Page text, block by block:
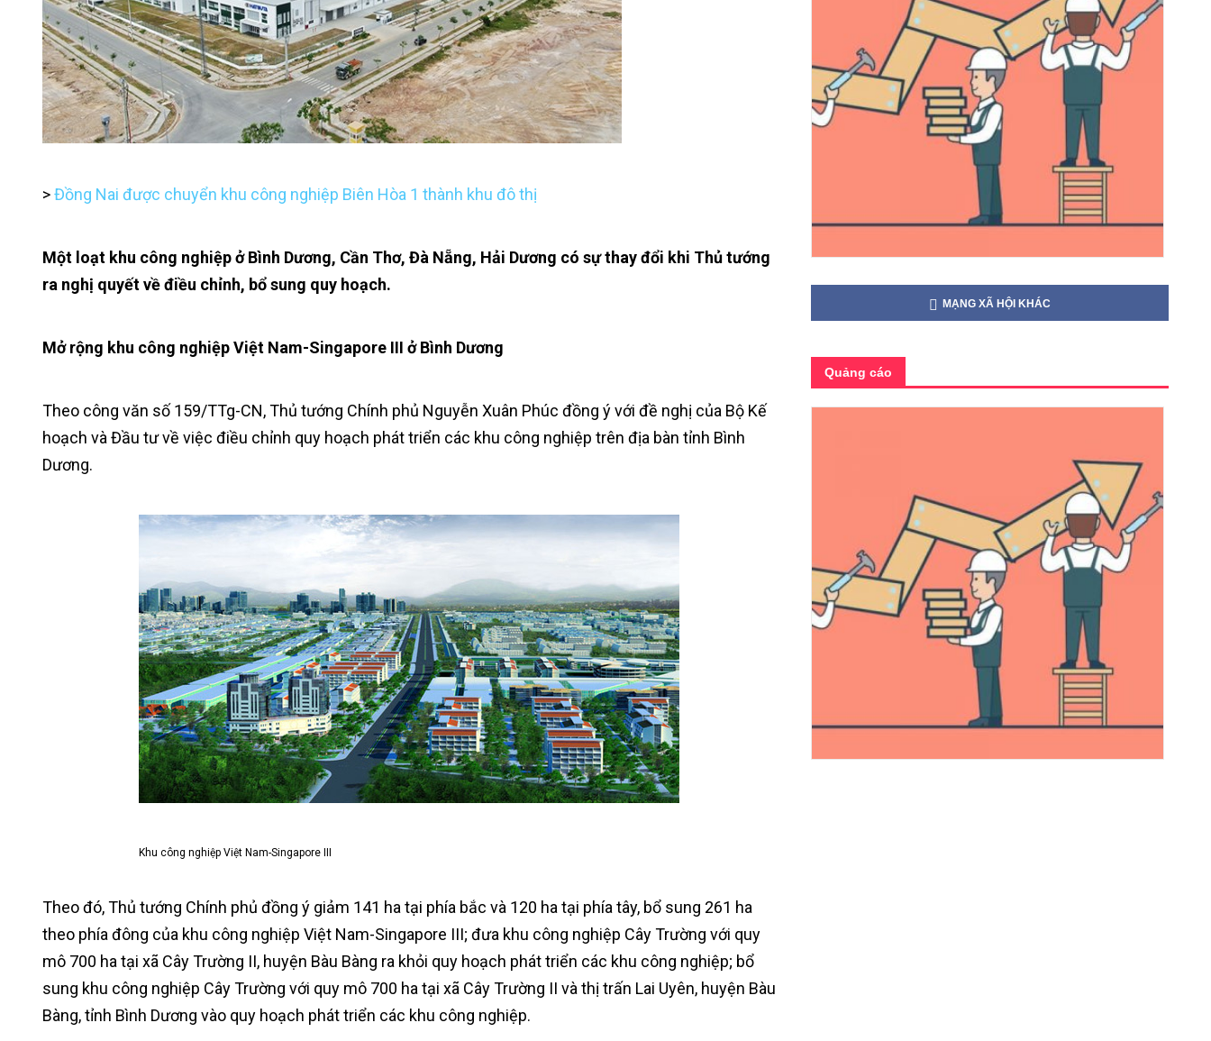
>Đồng Nai được chuyển khu công nghiệp Biên Hòa 1 thành khu đô thị
Một loạt khu công nghiệp ở Bình Dương, Cần Thơ, Đà Nẵng, Hải Dương có sự thay đổi khi Thủ tướng
ra nghị quyết về điều chỉnh, bổ sung quy hoạch.
Mở rộng khu công nghiệp Việt Nam-Singapore III ở Bình Dương
Theo công văn số 159/TTg-CN, Thủ tướng Chính phủ Nguyễn Xuân Phúc đồng ý với đề nghị của Bộ Kế
hoạch và Đầu tư về việc điều chỉnh quy hoạch phát triển các khu công nghiệp trên địa bàn tỉnh Bình
Dương.
Khu công nghiệp Việt Nam-Singapore III
Theo đó, Thủ tướng Chính phủ đồng ý giảm 141 ha tại phía bắc và 120 ha tại phía tây, bổ sung 261 ha
theo phía đông của khu công nghiệp Việt Nam-Singapore III; đưa khu công nghiệp Cây Trường với quy
mô 700 ha tại xã Cây Trường II, huyện Bàu Bàng ra khỏi quy hoạch phát triển các khu công nghiệp; bổ
sung khu công nghiệp Cây Trường với quy mô 700 ha tại xã Cây Trường II và thị trấn Lai Uyên, huyện Bàu
Bàng, tỉnh Bình Dương vào quy hoạch phát triển các khu công nghiệp.
MẠNG XÃ HỘI KHÁC
Quảng cáo